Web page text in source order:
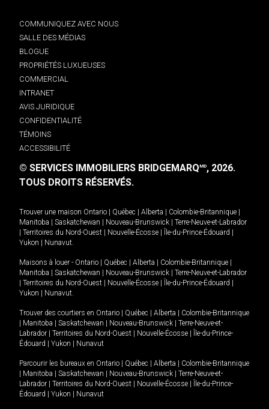
COMMUNIQUEZ AVEC NOUS
SALLE DES MÉDIAS
BLOGUE
PROPRIÉTÉS LUXUEUSES
COMMERCIAL
INTRANET
AVIS JURIDIQUE
CONFIDENTIALITÉ
TÉMOINS
ACCESSIBILITÉ
© SERVICES IMMOBILIERS BRIDGEMARQMD, 2026.
TOUS DROITS RÉSERVÉS.
Trouver une maison Ontario Québec Alberta Colombie-Britannique
Manitoba
Saskatchewan Nouveau-Brunswick
Terre-Neuve-et-Labrador
Territoires du Nord-Ouest Nouvelle-Écosse Île-du-Prince-Édouard
Yukon
Nunavut.
Maisons à louer - Ontario Québec Alberta Colombie-Britannique
Manitoba
Saskatchewan Nouveau-Brunswick
Terre-Neuve-et-Labrador
Territoires du Nord-Ouest Nouvelle-Écosse Île-du-Prince-Édouard
Yukon
Nunavut.
Trouver des courtiers en Ontario Québec Alberta
Colombie-Britannique
Manitoba Saskatchewan Nouveau-Brunswick
Terre-Neuve-et-
Labrador
Territoires du Nord-Ouest Nouvelle-Écosse
Île-du-Prince-
Édouard
Yukon Nunavut
Parcourir les bureaux en Ontario Québec Alberta
Colombie-Britannique
Manitoba Saskatchewan Nouveau-Brunswick
Terre-Neuve-et-
Labrador
Territoires du Nord-Ouest Nouvelle-Écosse
Île-du-Prince-
Édouard
Yukon Nunavut